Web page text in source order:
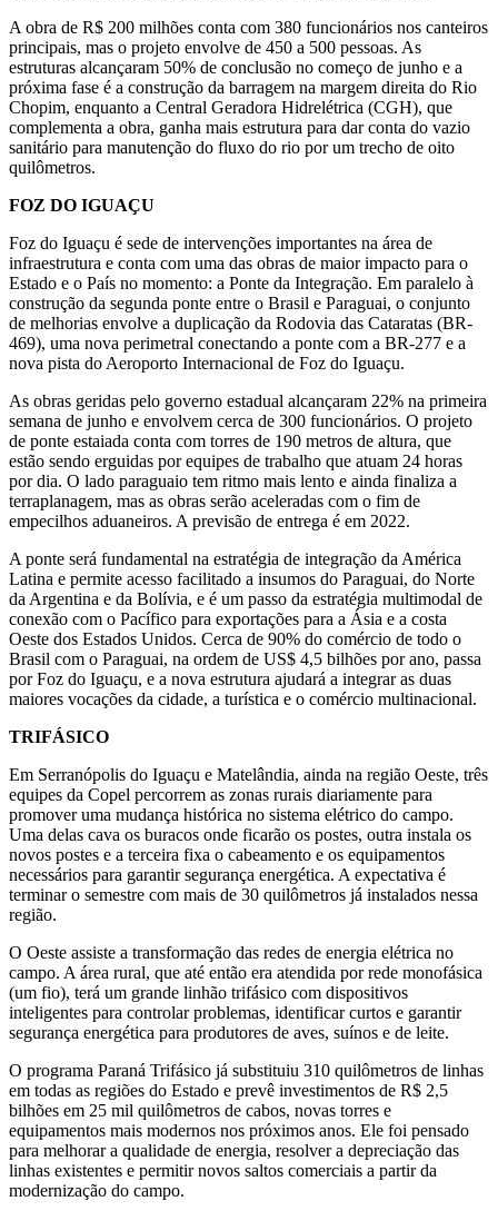
A obra de R$ 200 milhões conta com 380 funcionários nos canteiros
principais, mas o projeto envolve de 450 a 500 pessoas. As
estruturas alcançaram 50% de conclusão no começo de junho e a
próxima fase é a construção da barragem na margem direita do Rio
Chopim, enquanto a Central Geradora Hidrelétrica (CGH), que
complementa a obra, ganha mais estrutura para dar conta do vazio
sanitário para manutenção do fluxo do rio por um trecho de oito
quilômetros.
FOZ DO IGUAÇU
Foz do Iguaçu é sede de intervenções importantes na área de
infraestrutura e conta com uma das obras de maior impacto para o
Estado e o País no momento: a Ponte da Integração. Em paralelo à
construção da segunda ponte entre o Brasil e Paraguai, o conjunto
de melhorias envolve a duplicação da Rodovia das Cataratas (BR-
469), uma nova perimetral conectando a ponte com a BR-277 e a
nova pista do Aeroporto Internacional de Foz do Iguaçu.
As obras geridas pelo governo estadual alcançaram 22% na primeira
semana de junho e envolvem cerca de 300 funcionários. O projeto
de ponte estaiada conta com torres de 190 metros de altura, que
estão sendo erguidas por equipes de trabalho que atuam 24 horas
por dia. O lado paraguaio tem ritmo mais lento e ainda finaliza a
terraplanagem, mas as obras serão aceleradas com o fim de
empecilhos aduaneiros. A previsão de entrega é em 2022.
A ponte será fundamental na estratégia de integração da América
Latina e permite acesso facilitado a insumos do Paraguai, do Norte
da Argentina e da Bolívia, e é um passo da estratégia multimodal de
conexão com o Pacífico para exportações para a Ásia e a costa
Oeste dos Estados Unidos. Cerca de 90% do comércio de todo o
Brasil com o Paraguai, na ordem de US$ 4,5 bilhões por ano, passa
por Foz do Iguaçu, e a nova estrutura ajudará a integrar as duas
maiores vocações da cidade, a turística e o comércio multinacional.
TRIFÁSICO
Em Serranópolis do Iguaçu e Matelândia, ainda na região Oeste, três
equipes da Copel percorrem as zonas rurais diariamente para
promover uma mudança histórica no sistema elétrico do campo.
Uma delas cava os buracos onde ficarão os postes, outra instala os
novos postes e a terceira fixa o cabeamento e os equipamentos
necessários para garantir segurança energética. A expectativa é
terminar o semestre com mais de 30 quilômetros já instalados nessa
região.
O Oeste assiste a transformação das redes de energia elétrica no
campo. A área rural, que até então era atendida por rede monofásica
(um fio), terá um grande linhão trifásico com dispositivos
inteligentes para controlar problemas, identificar curtos e garantir
segurança energética para produtores de aves, suínos e de leite.
O programa Paraná Trifásico já substituiu 310 quilômetros de linhas
em todas as regiões do Estado e prevê investimentos de R$ 2,5
bilhões em 25 mil quilômetros de cabos, novas torres e
equipamentos mais modernos nos próximos anos. Ele foi pensado
para melhorar a qualidade de energia, resolver a depreciação das
linhas existentes e permitir novos saltos comerciais a partir da
modernização do campo.